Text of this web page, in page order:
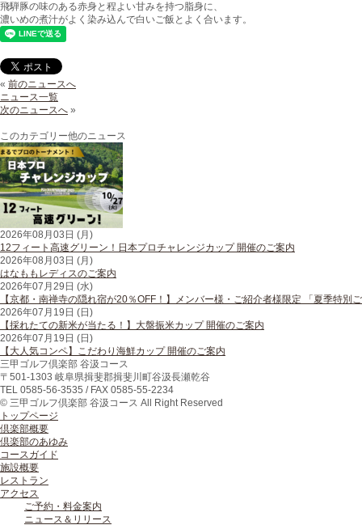
飛騨豚の味のある赤身と程よい甘みを持つ脂身に、
濃いめの煮汁がよく染み込んで白いご飯とよく合います。
« 前のニュースへ
ニュース一覧
次のニュースへ »
このカテゴリー他のニュース
2026年08月03日 (月)
12フィート高速グリーン！日本プロチャレンジカップ 開催のご案内
2026年08月03日 (月)
はなももレディスのご案内
2026年07月29日 (水)
【京都・南禅寺の隠れ宿が20％OFF！】メンバー様・ご紹介者様限定 「夏季特別
2026年07月19日 (日)
【採れたての新米が当たる！】大盤振米カップ 開催のご案内
2026年07月19日 (日)
【大人気コンペ】こだわり海鮮カップ 開催のご案内
三甲ゴルフ倶楽部 谷汲コース
〒 501-1303 岐阜県揖斐郡揖斐川町谷汲長瀬乾谷
TEL 0585-56-3535 / FAX 0585-55-2234
© 三甲ゴルフ倶楽部 谷汲コース All Right Reserved
トップページ
倶楽部概要
倶楽部のあゆみ
コースガイド
施設概要
レストラン
アクセス
ご予約・料金案内
ニュース＆リリース